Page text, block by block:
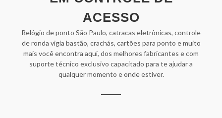
ACESSO
Relógio de ponto São Paulo, catracas eletrônicas, controle
de ronda vigia bastão, crachás, cartões para ponto e muito
mais você encontra aqui, dos melhores fabricantes e com
suporte técnico exclusivo capacitado para te ajudar a
qualquer momento e onde estiver.